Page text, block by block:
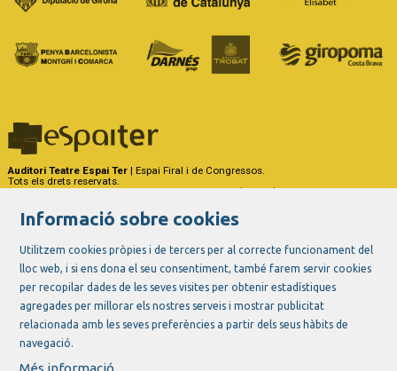
Auditori Teatre Espai Ter | Espai Firal i de Congressos.
Tots els drets reservats.
Carrer del Riu Ter, 29 - 17257 Torroella de Montgrí (Girona)
Link a instagram
Link a youtube
Link a twitter
Link a facebook
Informació sobre cookies
Utilitzem cookies pròpies i de tercers per al correcte funcionament del
lloc web, i si ens dona el seu consentiment, també farem servir cookies
per recopilar dades de les seves visites per obtenir estadístiques
agregades per millorar els nostres serveis i mostrar publicitat
relacionada amb les seves preferències a partir dels seus hàbits de
navegació.
Més informació